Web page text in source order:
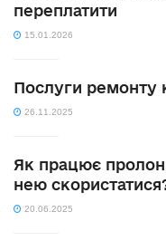
переплатити
15.01.2026
Послуги ремонту
26.11.2025
Як працює
нею
20.06.2025